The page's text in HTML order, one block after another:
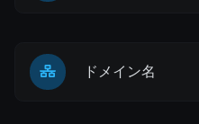
ドメイン名